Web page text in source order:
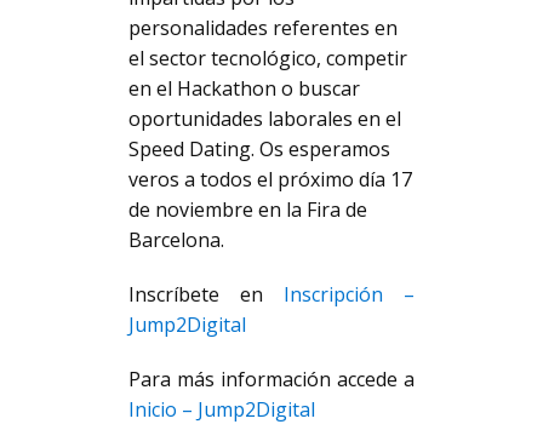
personalidades referentes en
el sector tecnológico, competir
en el Hackathon o buscar
oportunidades laborales en el
Speed Dating. Os esperamos
veros a todos el próximo día 17
de noviembre en la Fira de
Barcelona.
Inscríbete en Inscripción –
Jump2Digital
Para más información accede a
Inicio – Jump2Digital